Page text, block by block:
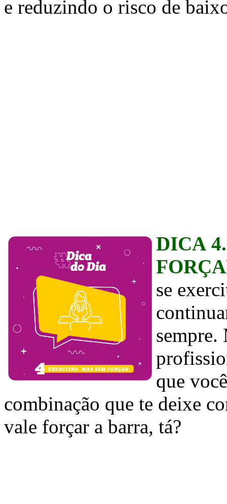
e reduzindo o risco de
DICA
se
sempre.
que
combinação que te deixe
vale forçar a barra, tá?